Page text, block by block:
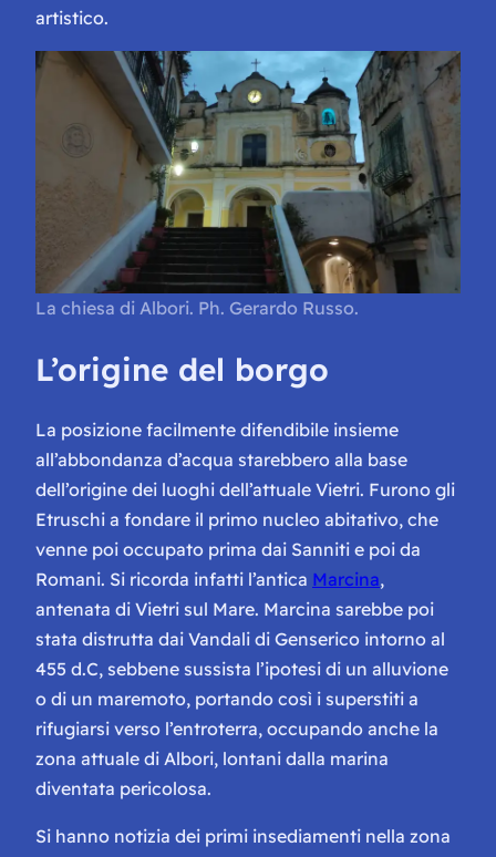
artistico.
La chiesa di Albori. Ph. Gerardo Russo.
L’origine del borgo
La posizione facilmente difendibile insieme
all’abbondanza d’acqua starebbero alla base
dell’origine dei luoghi dell’attuale Vietri. Furono gli
Etruschi a fondare il primo nucleo abitativo, che
venne poi occupato prima dai Sanniti e poi da
Romani. Si ricorda infatti l’antica Marcina,
antenata di Vietri sul Mare. Marcina sarebbe poi
stata distrutta dai Vandali di Genserico intorno al
455 d.C, sebbene sussista l’ipotesi di un alluvione
o di un maremoto, portando così i superstiti a
rifugiarsi verso l’entroterra, occupando anche la
zona attuale di Albori, lontani dalla marina
diventata pericolosa.
Si hanno notizia dei primi insediamenti nella zona